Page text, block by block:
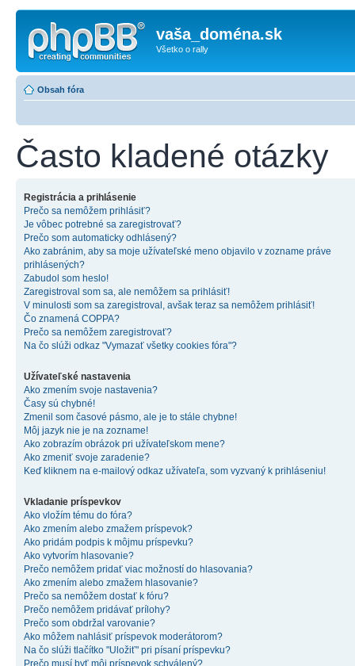
vaša_doména.sk
Všetko o rally
Obsah fóra
Často kladené otázky
Registrácia a prihlásenie
Prečo sa nemôžem prihlásiť?
Je vôbec potrebné sa zaregistrovať?
Prečo som automaticky odhlásený?
Ako zabránim, aby sa moje užívateľské meno objavilo v zozname práve
prihlásených?
Zabudol som heslo!
Zaregistroval som sa, ale nemôžem sa prihlásiť!
V minulosti som sa zaregistroval, avšak teraz sa nemôžem prihlásiť!
Čo znamená COPPA?
Prečo sa nemôžem zaregistrovať?
Na čo slúži odkaz "Vymazať všetky cookies fóra"?
Užívateľské nastavenia
Ako zmením svoje nastavenia?
Časy sú chybné!
Zmenil som časové pásmo, ale je to stále chybne!
Môj jazyk nie je na zozname!
Ako zobrazím obrázok pri užívateľskom mene?
Ako zmeniť svoje zaradenie?
Keď kliknem na e-mailový odkaz užívateľa, som vyzvaný k prihláseniu!
Vkladanie príspevkov
Ako vložím tému do fóra?
Ako zmením alebo zmažem príspevok?
Ako pridám podpis k môjmu príspevku?
Ako vytvorím hlasovanie?
Prečo nemôžem pridať viac možností do hlasovania?
Ako zmením alebo zmažem hlasovanie?
Prečo sa nemôžem dostať k fóru?
Prečo nemôžem pridávať prílohy?
Prečo som obdržal varovanie?
Ako môžem nahlásiť príspevok moderátorom?
Na čo slúži tlačítko "Uložiť" pri písaní príspevku?
Prečo musí byť môj príspevok schválený?